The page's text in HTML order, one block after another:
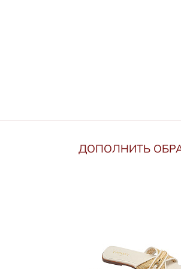
ДОПОЛНИТЬ